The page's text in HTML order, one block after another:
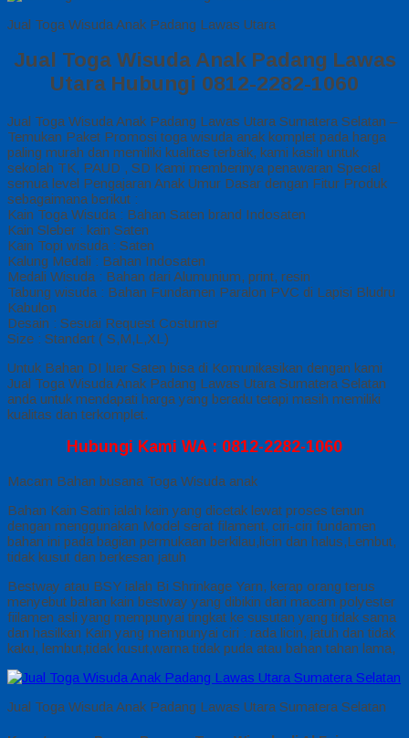
Jual Toga Wisuda Anak Padang Lawas Utara
Jual Toga Wisuda Anak Padang Lawas
Utara Hubungi 0812-2282-1060
Jual Toga Wisuda Anak Padang Lawas Utara Sumatera Selatan –
Temukan Paket Promosi toga wisuda anak komplet pada harga
paling murah dan memiliki kualitas terbaik, kami kasih untuk
sekolah TK, PAUD , SD Kami memberinya penawaran Special
semua level Pengajaran Anak Umur Dasar dengan Fitur Produk
sebagaimana berikut :
Kain Toga Wisuda : Bahan Saten brand Indosaten
Kain Sleber : kain Saten
Kain Topi wisuda : Saten
Kalung Medali : Bahan Indosaten
Medali Wisuda : Bahan dari Alumunium, print, resin
Tabung wisuda : Bahan Fundamen Paralon PVC di Lapisi Bludru
Kabulon
Desain : Sesuai Request Costumer
Size : Standart ( S,M,L,XL)
Untuk Bahan DI luar Saten bisa di Komunikasikan dengan kami
Jual Toga Wisuda Anak Padang Lawas Utara Sumatera Selatan
anda untuk mendapati harga yang beradu tetapi masih memiliki
kualitas dan terkomplet.
Hubungi Kami WA : 0812-2282-1060
Macam Bahan busana Toga Wisuda anak
Bahan Kain Satin ialah kain yang dicetak lewat proses tenun
dengan menggunakan Model serat filament, ciri-ciri fundamen
bahan ini pada bagian permukaan berkilau,licin dan halus,Lembut,
tidak kusut dan berkesan jatuh
Bestway atau BSY ialah Bi Shrinkage Yarn, kerap orang terus
menyebut bahan kain bestway yang dibikin dari macam polyester
fiilamen asli yang mempunyai tingkat ke susutan yang tidak sama
dan hasilkan Kain yang mempunyai ciri : rada licin, jatuh dan tidak
kaku, lembut,tidak kusut,warna tidak puda atau bahan tahan lama,
Jual Toga Wisuda Anak Padang Lawas Utara Sumatera Selatan